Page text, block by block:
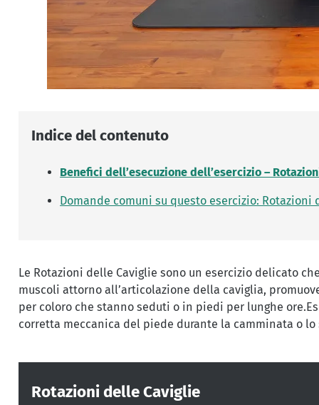
Indice del contenuto
Benefici dell’esecuzione dell’esercizio –
Domande comuni su questo esercizio: Rotazioni
Le Rotazioni delle Caviglie sono un esercizio delicato
muscoli attorno all’articolazione della caviglia,
per coloro che stanno seduti o in piedi per lunghe
corretta meccanica del piede durante la camminata o
Rotazioni delle Caviglie